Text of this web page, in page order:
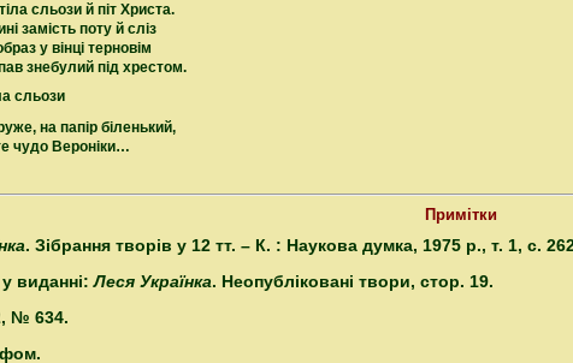
сльози й піт Христа.
замість поту й сліз
у вінці терновім
знебулий під хрестом.
сльози
на папір біленький,
чудо Вероніки…
Примітки
. Зібрання творів у 12 тт. – К. : Наукова думка, 1975 р., т. 1, с.
виданні:Леся Українка. Неопубліковані твори, стор. 19.
№ 634.